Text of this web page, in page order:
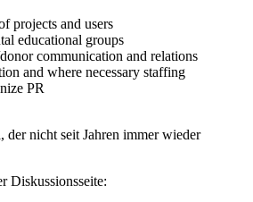
projects and users
educational groups
communication and relations
and where necessary staffing
PR
der nicht seit Jahren immer wieder
Diskussionsseite: